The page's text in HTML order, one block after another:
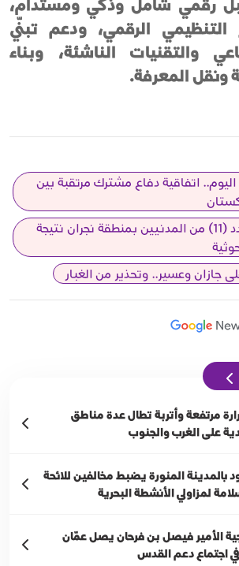
رقمي شامل وذكي ومستدام،
التنظيمي الرقمي، ودعم تبنّي
والتقنيات الناشئة، وبناء
ونقل المعرفة.
اليوم.. اتفاقية دفاع مشترك مرتقبة بين
التحالف: إصابة عدد (11) من المدنيين بمنطقة نجران نتيجة
جازان وعسير.. وتحذير من الغبار
مرتفعة وأتربة تطال عدة مناطق
على الغرب والجنوب
بالمدينة المنورة يضبط مخالفين للائحة
لمزاولي الأنشطة البحرية
الأمير فيصل بن فرحان يصل عمّان
اجتماع دعم القدس